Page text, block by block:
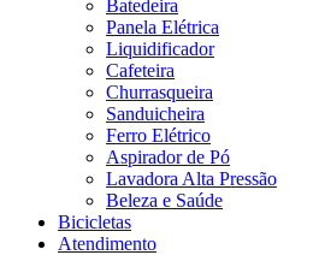
Batedeira
Panela Elétrica
Liquidificador
Cafeteira
Churrasqueira
Sanduicheira
Ferro Elétrico
Aspirador de Pó
Lavadora Alta Pressão
Beleza e Saúde
Bicicletas
Atendimento